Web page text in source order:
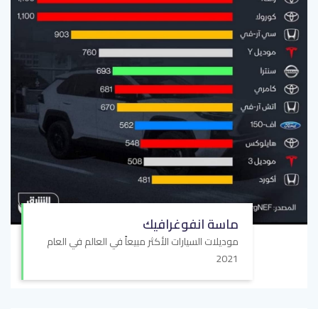
ماسة انفوغرافيك
موديلات السيارات الأكثر مبيعاً في العالم في العام
2021